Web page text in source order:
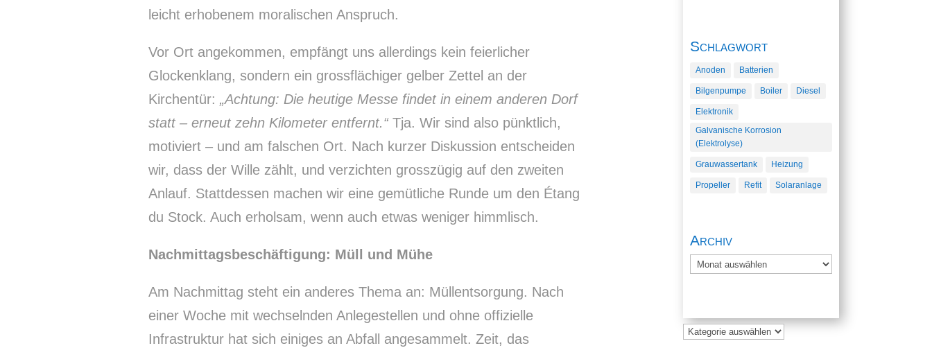
leicht erhobenem moralischen Anspruch.
Vor Ort angekommen, empfängt uns allerdings kein feierlicher
Glockenklang, sondern ein grossflächiger gelber Zettel an der
Kirchentür: „Achtung: Die heutige Messe findet in einem anderen Dorf
statt – erneut zehn Kilometer entfernt.“Tja. Wir sind also pünktlich,
motiviert – und am falschen Ort. Nach kurzer Diskussion entscheiden
wir, dass der Wille zählt, und verzichten grosszügig auf den zweiten
Anlauf. Stattdessen machen wir eine gemütliche Runde um den Étang
du Stock. Auch erholsam, wenn auch etwas weniger himmlisch.
Nachmittagsbeschäftigung: Müll und Mühe
Am Nachmittag steht ein anderes Thema an: Müllentsorgung. Nach
einer Woche mit wechselnden Anlegestellen und ohne offizielle
Infrastruktur hat sich einiges an Abfall angesammelt. Zeit, das
Schlagwort
Anoden Batterien
Bilgenpumpe Boiler Diesel
Elektronik
Galvanische Korrosion
(Elektrolyse)
Grauwassertank Heizung
Propeller Refit Solaranlage
Archiv
Archiv